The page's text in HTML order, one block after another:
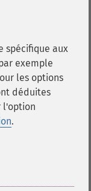
spécifique aux
exemple
les options
déduites
l'option
.